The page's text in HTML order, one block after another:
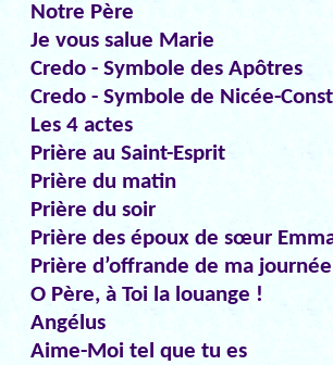
Notre Père
Je vous salue Marie
Credo - Symbole des Apôtres
Credo - Symbole de Nicée-
Les 4 actes
Prière au Saint-Esprit
Prière du matin
Prière du soir
Prière des époux de sœur
Prière d’offrande de ma
O Père, à Toi la louange !
Angélus
Aime-Moi tel que tu es